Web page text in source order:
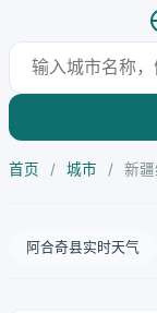
首页 / 城市 / 新
阿合奇县实时天气